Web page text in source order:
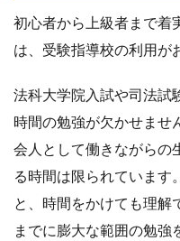
初心者から上級者まで着
は、受験指導校の利用が
法科大学院入試や司法試
時間の勉強が欠かせませ
会人として働きながらの
る時間は限られています
と、時間をかけても理解
までに膨大な範囲の勉強